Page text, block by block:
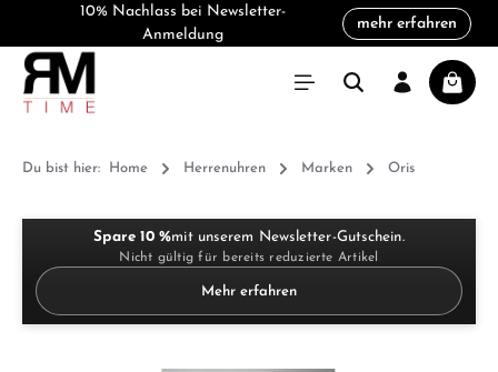
10% Nachlass bei Newsletter-
Anmeldung
mehr erfahren
Du bist hier: Home Herrenuhren Marken Oris
Spare 10 %mit unserem Newsletter-Gutschein.
Nicht gültig für bereits reduzierte Artikel
Mehr erfahren